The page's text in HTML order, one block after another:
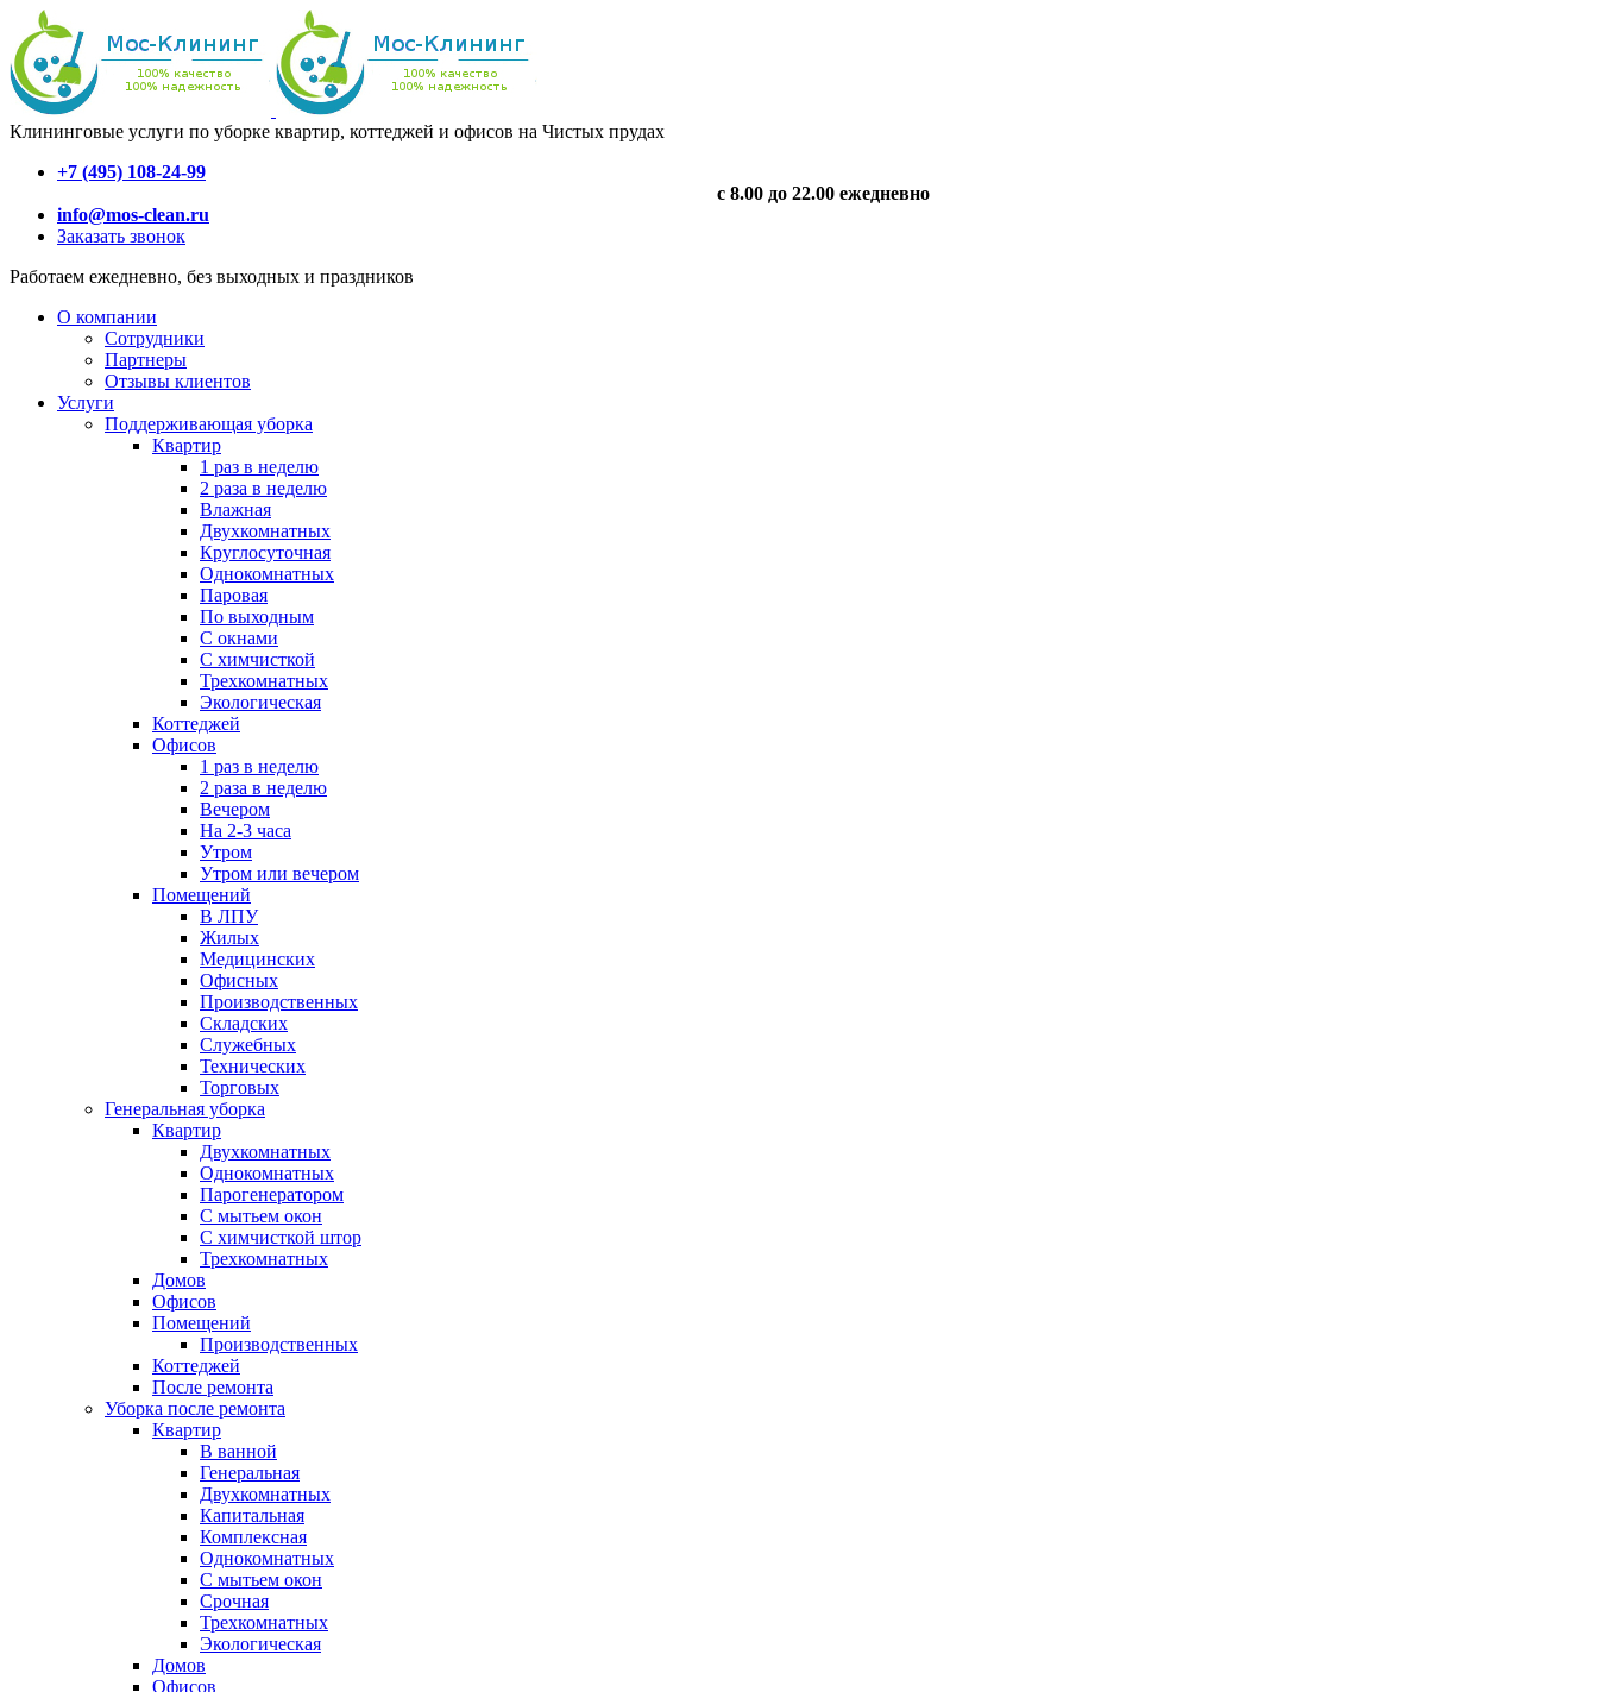
Клининговые услуги по уборке квартир, коттеджей и офисов на Чистых прудах
+7 (495) 108-24-99
с 8.00 до 22.00 ежедневно
info@mos-clean.ru
Заказать звонок
Работаем ежедневно, без выходных и праздников
О компании
Сотрудники
Партнеры
Отзывы клиентов
Услуги
Поддерживающая уборка
Квартир
1 раз в неделю
2 раза в неделю
Влажная
Двухкомнатных
Круглосуточная
Однокомнатных
Паровая
По выходным
С окнами
С химчисткой
Трехкомнатных
Экологическая
Коттеджей
Офисов
1 раз в неделю
2 раза в неделю
Вечером
На 2-3 часа
Утром
Утром или вечером
Помещений
В ЛПУ
Жилых
Медицинских
Офисных
Производственных
Складских
Служебных
Технических
Торговых
Генеральная уборка
Квартир
Двухкомнатных
Однокомнатных
Парогенератором
С мытьем окон
С химчисткой штор
Трехкомнатных
Домов
Офисов
Помещений
Производственных
Коттеджей
После ремонта
Уборка после ремонта
Квартир
В ванной
Генеральная
Двухкомнатных
Капитальная
Комплексная
Однокомнатных
С мытьем окон
Срочная
Трехкомнатных
Экологическая
Домов
Офисов